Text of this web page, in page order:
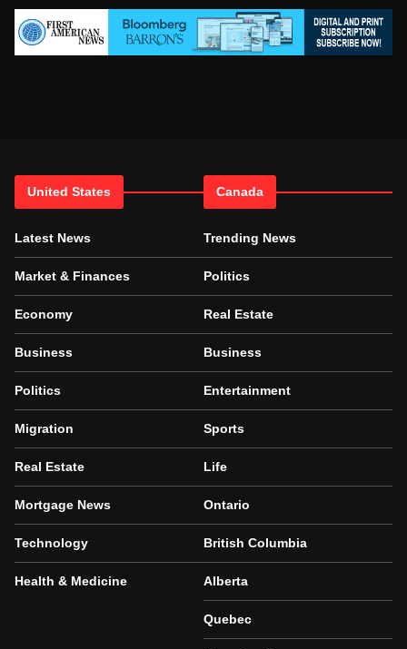
United States
Latest News
Market & Finances
Economy
Business
Politics
Migration
Real Estate
Mortgage News
Technology
Health & Medicine
Canada
Trending News
Politics
Real Estate
Business
Entertainment
Sports
Life
Ontario
British Columbia
Alberta
Quebec